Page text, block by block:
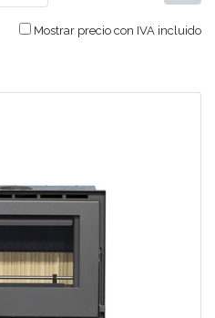
Mostrar precio con IVA incluido